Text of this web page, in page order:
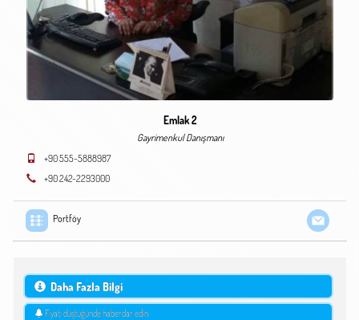
Emlak 2
Gayrimenkul Danışmanı
+90 555-5888987
+90 242-2293000
Portföy
Daha Fazla Bilgi
Fiyatı düştüğünde haberdar edin